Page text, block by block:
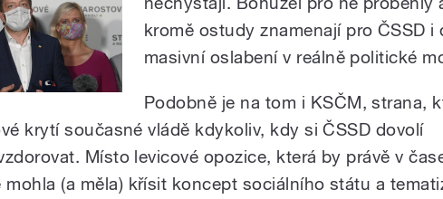
kromě ostudy znamenají pro ČSSD i
masivní oslabení v reálně politické
Podobně je na tom i KSČM, strana,
krytí současné vládě kdykoliv, kdy si ČSSD dovolí
Místo levicové opozice, která by právě v
mohla (a měla) křísit koncept sociálního státu a